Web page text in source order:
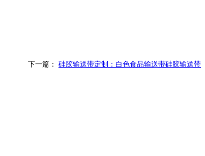
下一篇： 硅胶输送带定制：白色食品输送带硅胶输送带